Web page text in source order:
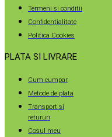
Termeni si conditii
Confidentialitate
Politica Cookies
PLATA SI LIVRARE
Cum cumpar
Metode de plata
Transport si
retururi
Cosul meu